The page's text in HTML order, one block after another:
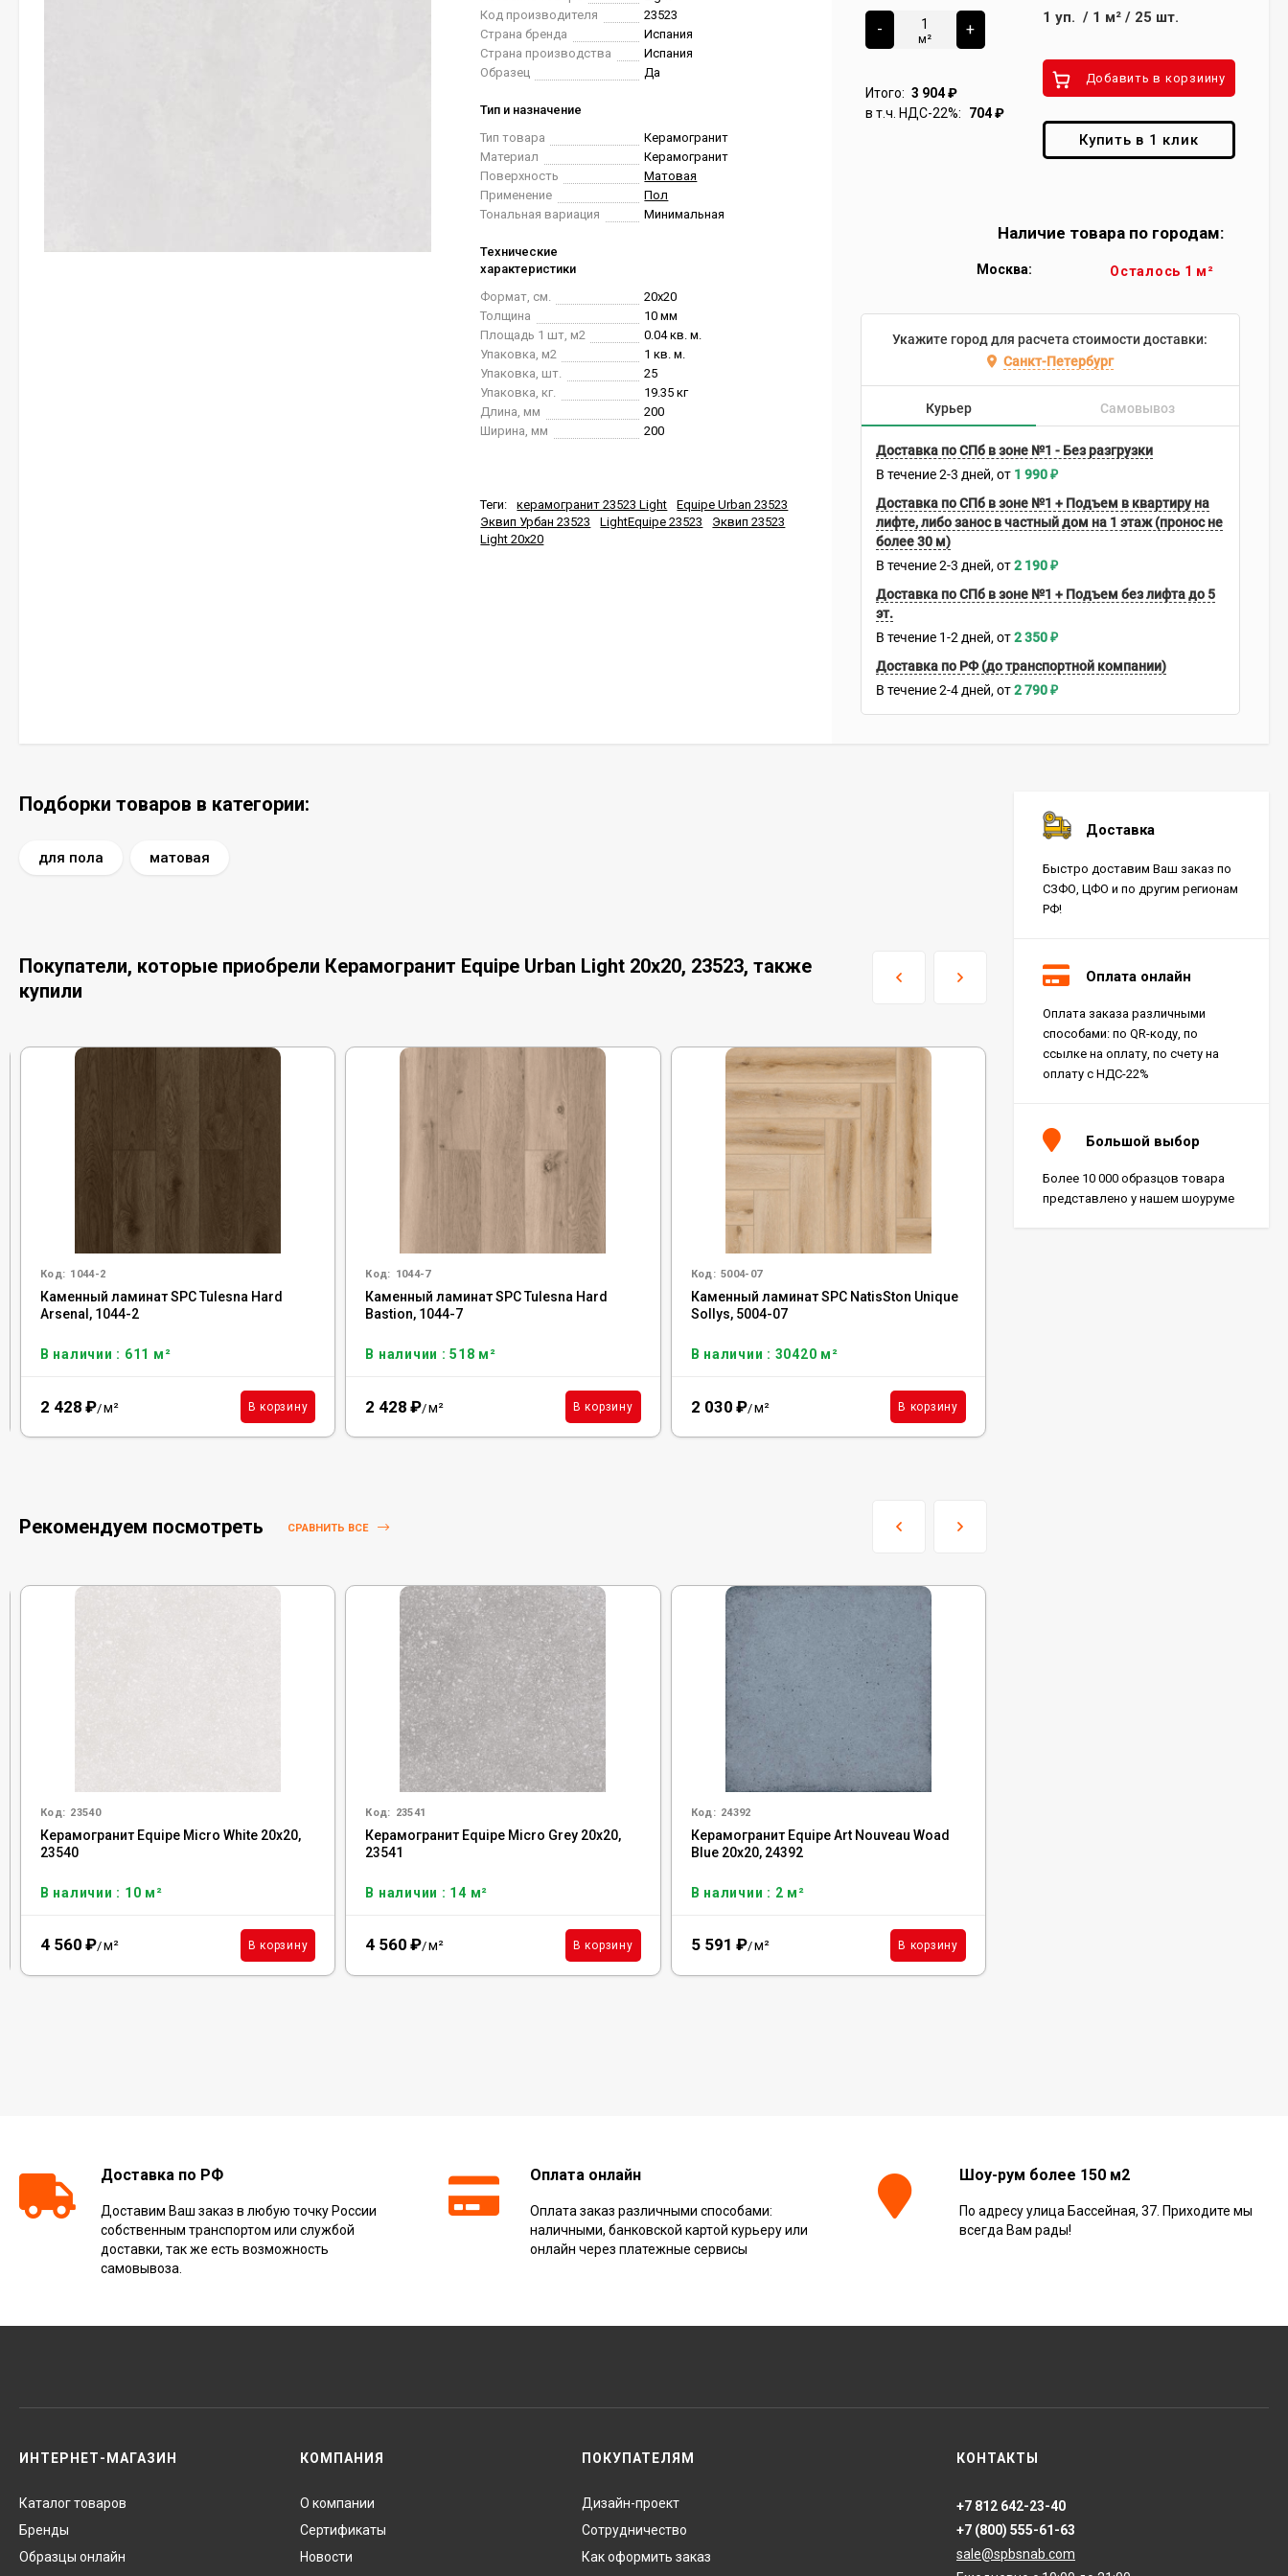
Код производителя
23523
Страна бренда
Испания
Страна производства
Испания
Образец
Да
Тип и назначение
Тип товара
Керамогранит
Материал
Керамогранит
Поверхность
Матовая
Применение
Пол
Тональная вариация
Минимальная
Технические
характеристики
Формат, см.
20x20
Толщина
10 мм
Площадь 1 шт, м2
0.04 кв. м.
Упаковка, м2
1 кв. м.
Упаковка, шт.
25
Упаковка, кг.
19.35 кг
Длина, мм
200
Ширина, мм
200
Теги: керамогранит 23523 Light
Equipe Urban 23523
Эквип Урбан 23523
LightEquipe 23523
Эквип 23523
Light 20x20
-
м²
+
Итого: 3 904₽
в т.ч. НДС-22%:
704₽
1 уп. / 1 м²/ 25 шт.
Добавить в корзиину
Купить в 1 клик
Наличие товара по городам:
Москва: Осталось 1 м²
Укажите город для расчета стоимости доставки:
Санкт-Петербург
Курьер Самовывоз
Доставка по СПб в зоне №1 - Без разгрузки
В течение 2-3 дней 1 990₽
Доставка по СПб в зоне №1 + Подъем в квартиру на
лифте, либо занос в частный дом на 1 этаж (пронос не
более 30 м)
В течение 2-3 дней 2 190₽
Доставка по СПб в зоне №1 + Подъем без лифта до 5
эт.
В течение 1-2 дней 2 350₽
Доставка по РФ (до транспортной компании)
В течение 2-4 дней 2 790₽
Подборки товаров в категории:
для пола матовая
Покупатели, которые приобрели Керамогранит Equipe Urban Light 20x20, 23523, также
купили
Код: 1044-2
Каменный ламинат SPC Tulesna Hard
Arsenal, 1044-2
В наличии : 611 м²
2 428 ₽/м² В корзину
Код: 1044-7
Каменный ламинат SPC Tulesna Hard
Bastion, 1044-7
В наличии : 518 м²
2 428 ₽/м² В корзину
Код: 5004-07
Каменный ламинат SPC NatisSton Unique
Sollys, 5004-07
В наличии : 30420 м²
2 030 ₽/м² В корзину
Рекомендуем посмотреть СРАВНИТЬ ВСЕ
Код: 23540
Керамогранит Equipe Micro White 20x20,
23540
В наличии : 10 м²
4 560 ₽/м² В корзину
Код: 23541
Керамогранит Equipe Micro Grey 20x20,
23541
В наличии : 14 м²
4 560 ₽/м² В корзину
Код: 24392
Керамогранит Equipe Art Nouveau Woad
Blue 20x20, 24392
В наличии : 2 м²
5 591 ₽/м² В корзину
Доставка
Быстро доставим Ваш заказ по
СЗФО, ЦФО и по другим регионам
РФ!
Оплата онлайн
Оплата заказа различными
способами: по QR-коду, по
ссылке на оплату, по счету на
оплату с НДС-22%
Большой выбор
Более 10 000 образцов товара
представлено у нашем шоуруме
Доставка по РФ
Доставим Ваш заказ в любую точку России
собственным транспортом или службой
доставки, так же есть возможность
самовывоза.
Оплата онлайн
Оплата заказ различными способами:
наличными, банковской картой курьеру или
онлайн через платежные сервисы
Шоу-рум более 150 м2
По адресу улица Бассейная, 37. Приходите мы
всегда Вам рады!
ИНТЕРНЕТ-МАГАЗИН
Каталог товаров
Бренды
Образцы онлайн
КОМПАНИЯ
О компании
Сертификаты
Новости
ПОКУПАТЕЛЯМ
Дизайн-проект
Сотрудничество
Как оформить заказ
КОНТАКТЫ
+7 812 642-23-40
+7 (800) 555-61-63
sale@spbsnab.com